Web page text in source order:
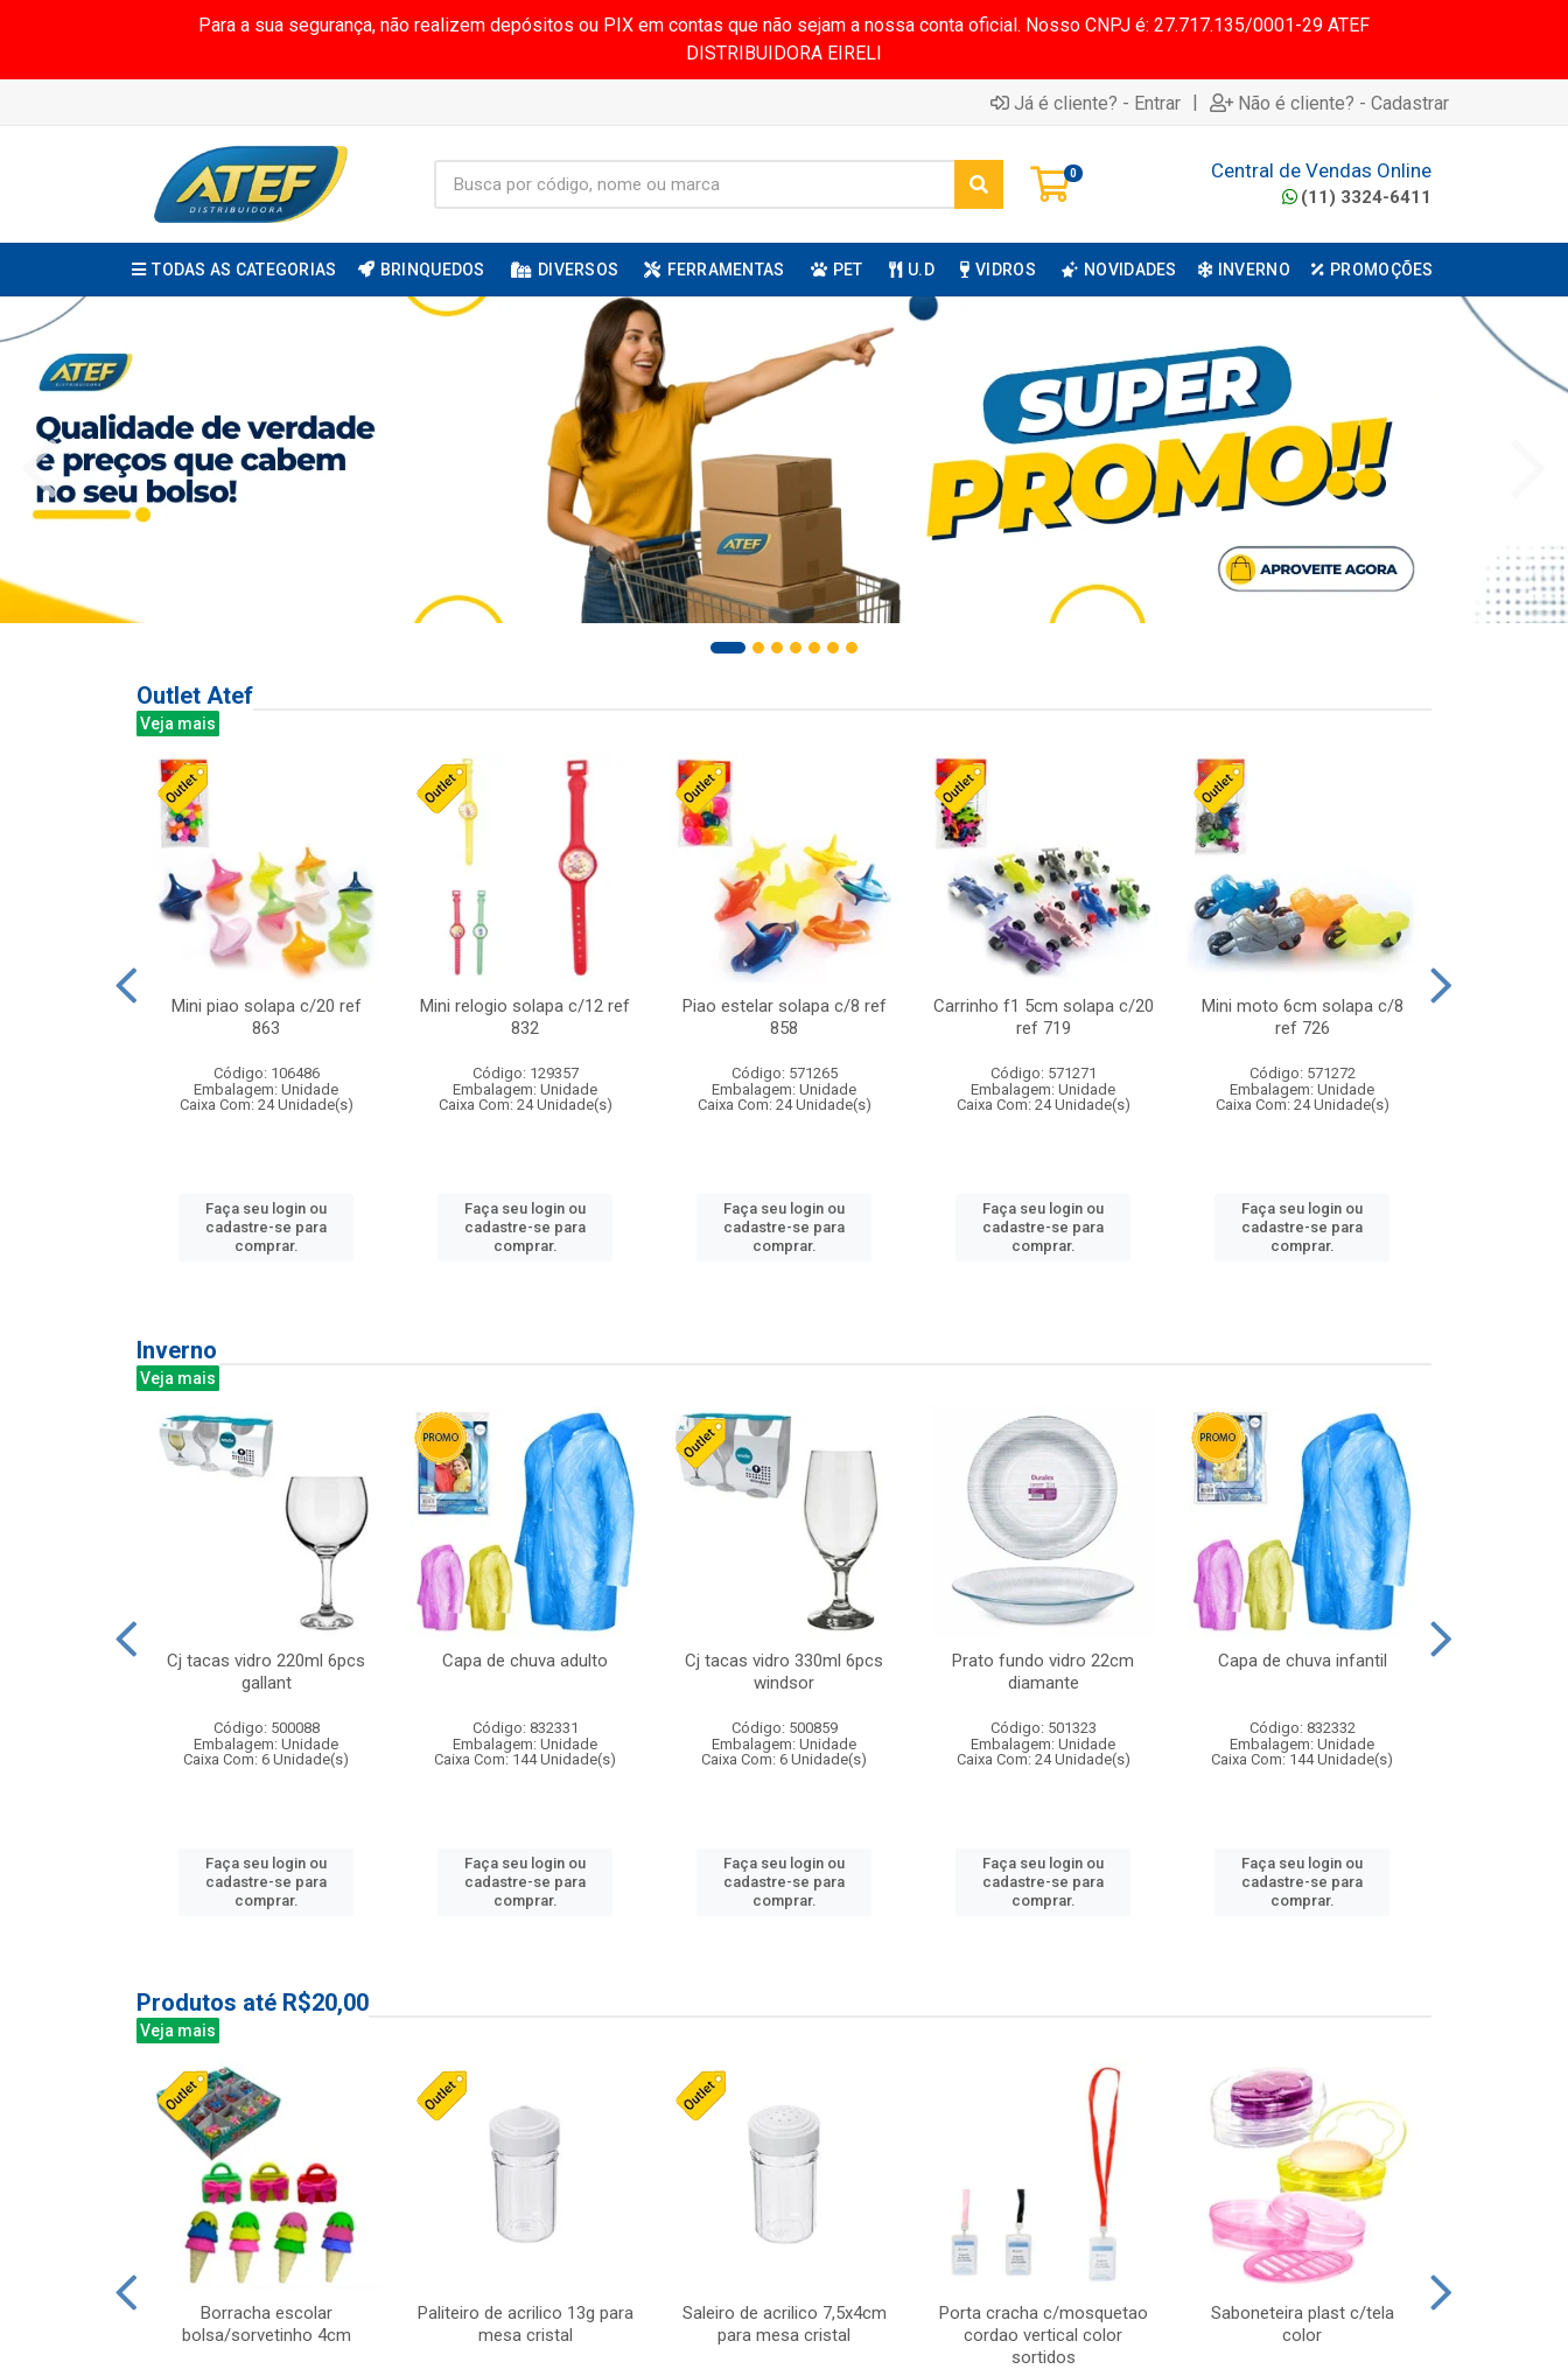
Para a sua segurança, não realizem depósitos ou PIX em contas que não sejam a nossa conta oficial. Nosso CNPJ é: 27.717.135/0001-29 ATEF
DISTRIBUIDORA EIRELI
Já é cliente? - Entrar | Não é cliente? - Cadastrar
0 Central de Vendas Online
(11) 3324-6411
TODAS AS CATEGORIAS BRINQUEDOS DIVERSOS FERRAMENTAS PET U.D VIDROS NOVIDADES INVERNO PROMOÇÕES
Outlet Atef
Veja mais
Mini piao solapa c/20 ref
863
Código: 106486
Embalagem: Unidade
Caixa Com: 24 Unidade(s)
Faça seu login ou
cadastre-se para
comprar.
Mini relogio solapa c/12 ref
832
Código: 129357
Embalagem: Unidade
Caixa Com: 24 Unidade(s)
Faça seu login ou
cadastre-se para
comprar.
Piao estelar solapa c/8 ref
858
Código: 571265
Embalagem: Unidade
Caixa Com: 24 Unidade(s)
Faça seu login ou
cadastre-se para
comprar.
Carrinho f1 5cm solapa c/20
ref 719
Código: 571271
Embalagem: Unidade
Caixa Com: 24 Unidade(s)
Faça seu login ou
cadastre-se para
comprar.
Mini moto 6cm solapa c/8
ref 726
Código: 571272
Embalagem: Unidade
Caixa Com: 24 Unidade(s)
Faça seu login ou
cadastre-se para
comprar.
Inverno
Veja mais
Cj tacas vidro 220ml 6pcs
gallant
Código: 500088
Embalagem: Unidade
Caixa Com: 6 Unidade(s)
Faça seu login ou
cadastre-se para
comprar.
Capa de chuva adulto
Código: 832331
Embalagem: Unidade
Caixa Com: 144 Unidade(s)
Faça seu login ou
cadastre-se para
comprar.
Cj tacas vidro 330ml 6pcs
windsor
Código: 500859
Embalagem: Unidade
Caixa Com: 6 Unidade(s)
Faça seu login ou
cadastre-se para
comprar.
Prato fundo vidro 22cm
diamante
Código: 501323
Embalagem: Unidade
Caixa Com: 24 Unidade(s)
Faça seu login ou
cadastre-se para
comprar.
Capa de chuva infantil
Código: 832332
Embalagem: Unidade
Caixa Com: 144 Unidade(s)
Faça seu login ou
cadastre-se para
comprar.
Produtos até R$20,00
Veja mais
Borracha escolar
bolsa/sorvetinho 4cm
Paliteiro de acrilico 13g para
mesa cristal
Saleiro de acrilico 7,5x4cm
para mesa cristal
Porta cracha c/mosquetao
cordao vertical color
sortidos
Saboneteira plast c/tela
color